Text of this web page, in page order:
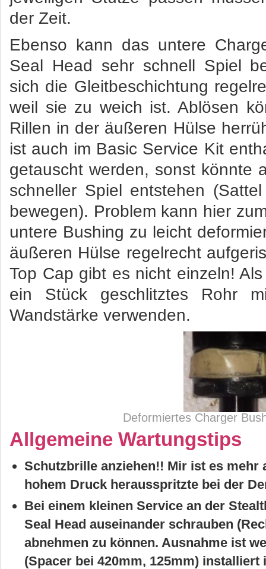
der Zeit.
Ebenso kann das untere
Seal Head sehr schnell Spiel
sich die Gleitbeschichtung
weil sie zu weich ist. Ablösen
Rillen in der äußeren Hülse
ist auch im Basic Service Kit
getauscht werden, sonst könnte
schneller Spiel entstehen
bewegen). Problem kann hier
untere Bushing zu leicht
äußeren Hülse regelrecht
Top Cap gibt es nicht einzeln!
ein Stück geschlitztes Rohr
Wandstärke verwenden.
Deformiertes Charger
Allgemeine Wartungstips
Schutzbrille anziehen!! Mir ist es mehr
hohem Druck herausspritzte bei der
Bei einem kleinen Service an der
Seal Head auseinander schrauben
abnehmen zu können. Ausnahme ist
(Spacer bei 420mm, 125mm)